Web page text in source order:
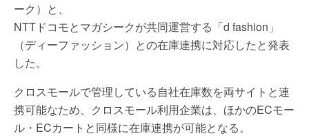
ーク）と、
NTTドコモとマガシークが共同運営する「d fashion」
（ディーファッション）との在庫連携に対応したと発表
した。
クロスモールで管理している自社在庫数を両サイトと連
携可能なため、クロスモール利用企業は、ほかのECモー
ル・ECカートと同様に在庫連携が可能となる。